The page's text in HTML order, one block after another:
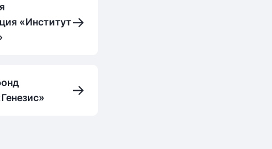
«Институт→
→